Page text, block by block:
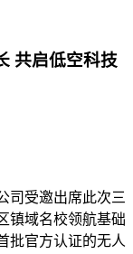
共启低空科技
受邀出席此次三
镇域名校领航基础
批官方认证的无人